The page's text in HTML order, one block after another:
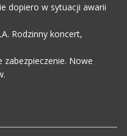
dopiero w sytuacji awarii
Rodzinny koncert,
Nowe